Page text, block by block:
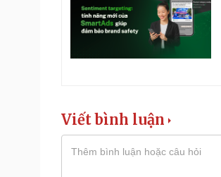
Viết bình luận